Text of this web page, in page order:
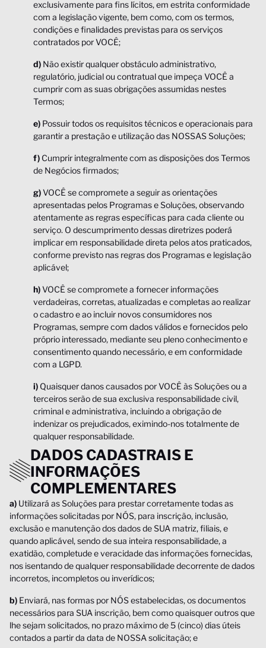
exclusivamente para fins lícitos, em estrita conformidade
com a legislação vigente, bem como, com os termos,
condições e finalidades previstas para os serviços
contratados por VOCÊ;
d) Não existir qualquer obstáculo administrativo,
regulatório, judicial ou contratual que impeça VOCÊ a
cumprir com as suas obrigações assumidas nestes
Termos;
e) Possuir todos os requisitos técnicos e operacionais para
garantir a prestação e utilização das NOSSAS Soluções;
f) Cumprir integralmente com as disposições dos Termos
de Negócios firmados;
g)VOCÊ se compromete a seguir as orientações
apresentadas pelos Programas e Soluções, observando
atentamente as regras específicas para cada cliente ou
serviço. O descumprimento dessas diretrizes poderá
implicar em responsabilidade direta pelos atos praticados,
conforme previsto nas regras dos Programas e legislação
aplicável;
h)VOCÊ se compromete a fornecer informações
verdadeiras, corretas, atualizadas e completas ao realizar
o cadastro e ao incluir novos consumidores nos
Programas, sempre com dados válidos e fornecidos pelo
próprio interessado, mediante seu pleno conhecimento e
consentimento quando necessário, e em conformidade
com a LGPD.
i) Quaisquer danos causados por VOCÊ às Soluções ou a
terceiros serão de sua exclusiva responsabilidade civil,
criminal e administrativa, incluindo a obrigação de
indenizar os prejudicados, eximindo-nos totalmente de
qualquer responsabilidade.
DADOS CADASTRAIS E
INFORMAÇÕES
COMPLEMENTARES
a) Utilizará as Soluções para prestar corretamente todas as
informações solicitadas por NÓS, para inscrição, inclusão,
exclusão e manutenção dos dados de SUA matriz, filiais, e
quando aplicável, sendo de sua inteira responsabilidade, a
exatidão, completude e veracidade das informações fornecidas,
nos isentando de qualquer responsabilidade decorrente de dados
incorretos, incompletos ou inverídicos;
b) Enviará, nas formas por NÓS estabelecidas, os documentos
necessários para SUA inscrição, bem como quaisquer outros que
lhe sejam solicitados, no prazo máximo de 5 (cinco) dias úteis
contados a partir da data de NOSSA solicitação; e